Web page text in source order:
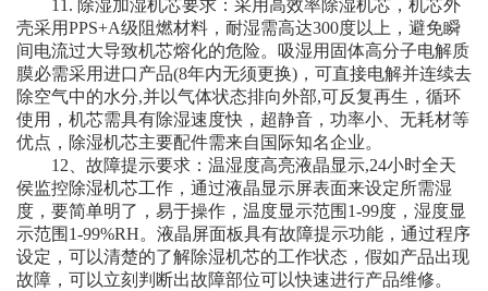
11. 除湿加湿机芯要求：采用高效率除湿机芯，机芯外
壳采用PPS+A级阻燃材料，耐湿需高达300度以上，避免瞬
间电流过大导致机芯熔化的危险。吸湿用固体高分子电解质
膜必需采用进口产品(8年内无须更换)，可直接电解并连续去
除空气中的水分,并以气体状态排向外部,可反复再生，循环
使用，机芯需具有除湿速度快，超静音，功率小、无耗材等
优点，除湿机芯主要配件需来自国际知名企业。
12、故障提示要求：温湿度高亮液晶显示,24小时全天
侯监控除湿机芯工作，通过液晶显示屏表面来设定所需湿
度，要简单明了，易于操作，温度显示范围1-99度，湿度显
示范围1-99%RH。液晶屏面板具有故障提示功能，通过程序
设定，可以清楚的了解除湿机芯的工作状态，假如产品出现
故障，可以立刻判断出故障部位可以快速进行产品维修。